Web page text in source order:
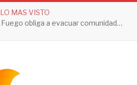
LO MAS VISTO
Erupción del Volcán de Fuego obliga a evacuar comunidades y mantiene en alerta a Guatemala